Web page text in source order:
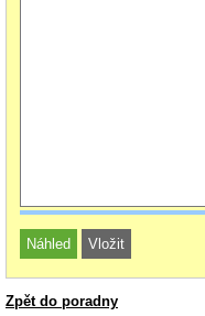
Zpět do poradny